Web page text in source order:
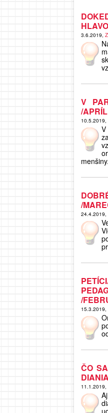
3.6.2019,
V
/
10.5.2019,
/
24.4.2019,
/
15.3.2019,
ČO
11.1.2019,